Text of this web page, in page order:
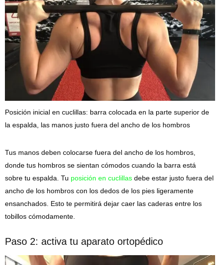
Posición inicial en cuclillas: barra colocada en la parte superior de
la espalda, las manos justo fuera del ancho de los hombros
Tus manos deben colocarse fuera del ancho de los hombros,
donde tus hombros se sientan cómodos cuando la barra está
sobre tu espalda. Tu posición en cuclillas debe estar justo fuera del
ancho de los hombros con los dedos de los pies ligeramente
ensanchados. Esto te permitirá dejar caer las caderas entre los
tobillos cómodamente.
Paso 2: activa tu aparato ortopédico